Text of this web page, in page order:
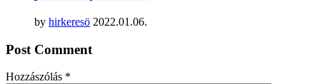
by hirkeresö 2022.01.06.
Post Comment
Hozzászólás *